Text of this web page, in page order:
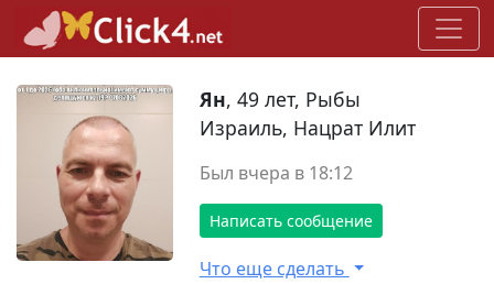
Ян, 49 лет, Рыбы
Израиль, Нацрат Илит
Был вчера в 18:12
Написать сообщение
Что еще сделать